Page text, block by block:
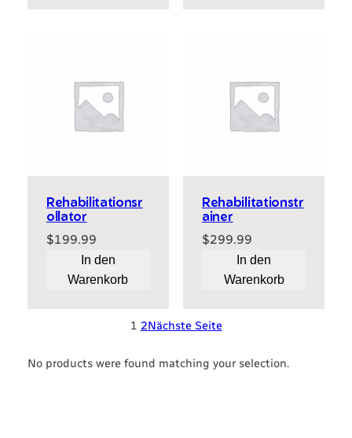
Rehabilitationsr
ollator
$199.99
In den
Warenkorb
Rehabilitationstr
ainer
$299.99
In den
Warenkorb
1 2Nächste Seite
No products were found matching your selection.